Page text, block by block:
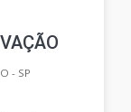
- SP